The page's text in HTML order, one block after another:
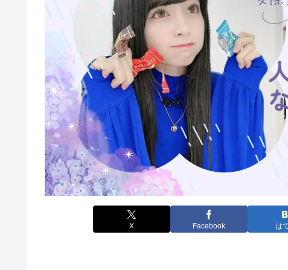
X Facebook は